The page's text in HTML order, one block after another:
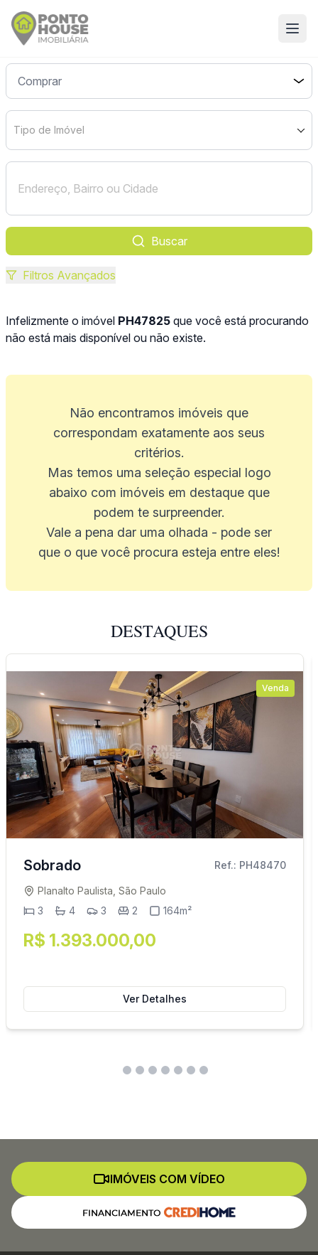
Tipo de Imóvel
Buscar
Filtros Avançados
Infelizmente o imóvel PH47825 que você está procurando
não está mais disponível ou não existe.
Não encontramos imóveis que
correspondam exatamente aos seus
critérios.
Mas temos uma seleção especial logo
abaixo com imóveis em destaque que
podem te surpreender.
Vale a pena dar uma olhada - pode ser
que o que você procura esteja entre eles!
DESTAQUES
Venda
Sobrado Ref.: PH48470
Planalto Paulista, São Paulo
3
4 3 2 164m²
R$ 1.393.000,00
Ver Detalhes
IMÓVEIS COM VÍDEO